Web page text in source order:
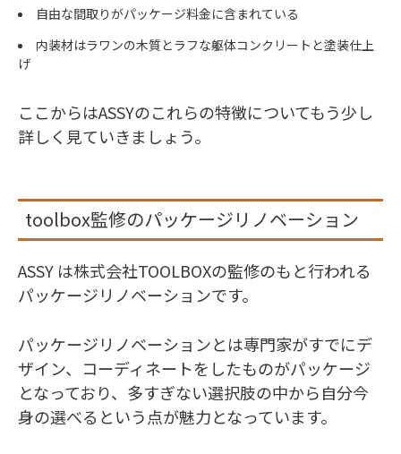
自由な間取りがパッケージ料金に含まれている
内装材はラワンの木質とラフな躯体コンクリートと塗装仕上
げ
ここからはASSYのこれらの特徴についてもう少し
詳しく見ていきましょう。
toolbox監修のパッケージリノベーション
ASSY は株式会社TOOLBOXの監修のもと行われる
パッケージリノベーションです。
パッケージリノベーションとは専門家がすでにデ
ザイン、コーディネートをしたものがパッケージ
となっており、多すぎない選択肢の中から自分今
身の選べるという点が魅力となっています。